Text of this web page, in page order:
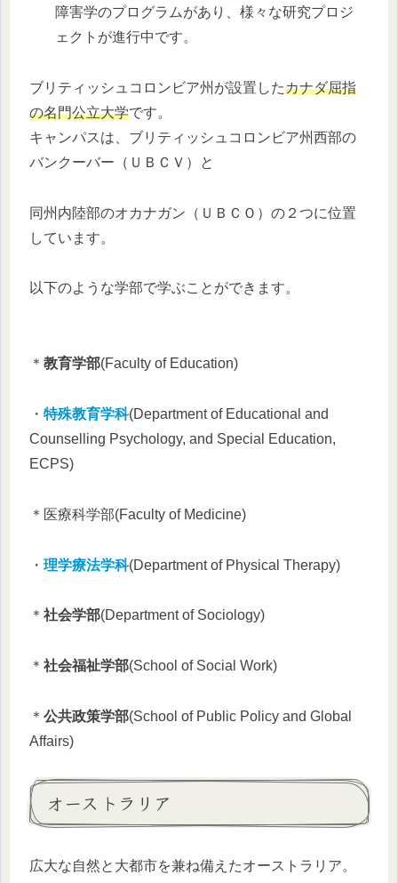
障害学のプログラムがあり、様々な研究プロジ
ェクトが進行中です。
ブリティッシュコロンビア州が設置したカナダ屈指
の名門公立大学です。
キャンパスは、ブリティッシュコロンビア州西部の
バンクーバー（ＵＢＣＶ）と
同州内陸部のオカナガン（ＵＢＣＯ）の２つに位置
しています。
以下のような学部で学ぶことができます。
＊ 教育学部(Faculty of Education)
・ 特殊教育学科(Department of Educational and
Counselling Psychology, and Special Education,
ECPS)
＊医療科学部(Faculty of Medicine)
・ 理学療法学科(Department of Physical Therapy)
＊ 社会学部(Department of Sociology)
＊ 社会福祉学部(School of Social Work)
＊ 公共政策学部(School of Public Policy and Global
Affairs)
オーストラリア
広大な自然と大都市を兼ね備えたオーストラリア。